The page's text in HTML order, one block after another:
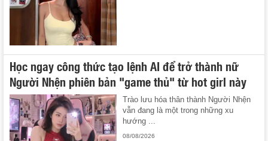
Học ngay công thức tạo lệnh AI để trở thành nữ
Người Nhện phiên bản "game thủ" từ hot girl này
Trào lưu hóa thân thành Người Nhện
vẫn đang là một trong những xu
hướng ...
08/08/2026